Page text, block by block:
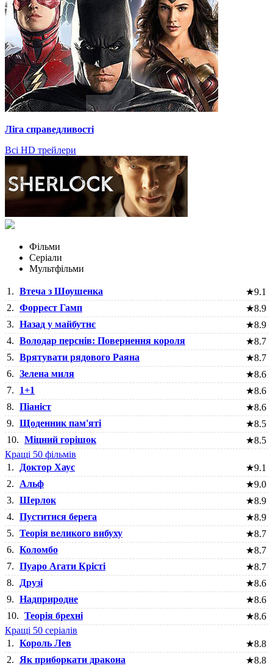
Ліга справедливості
Всі HD трейлери
Фільми
Серіали
Мультфільми
1. Втеча з Шоушенка ★9.1
2. Форрест Гамп ★8.9
3. Назад у майбутнє ★8.9
4. Володар перснів: Повернення короля ★8.7
5. Врятувати рядового Раяна ★8.7
6. Зелена миля ★8.6
7.
1+1 ★8.6
8. Піаніст ★8.6
9. Щоденник пам'яті ★8.5
10. Міцний горішок ★8.5
Кращі 50 фільмів
1.
Доктор Хаус ★9.1
2.
Альф ★9.0
3. Шерлок ★8.9
4. Пуститися берега ★8.9
5. Теорія великого вибуху ★8.7
6. Коломбо ★8.7
7. Пуаро Агати Крісті ★8.7
8.
Друзі ★8.6
9. Надприродне ★8.6
10. Теорія брехні ★8.6
Кращі 50 серіалів
1. Король Лев ★8.8
2.
Як приборкати дракона ★8.8